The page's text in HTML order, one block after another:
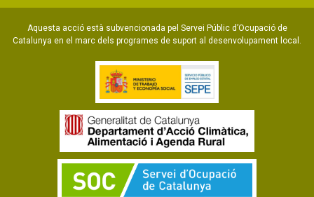
Aquesta acció està subvencionada pel Servei Públic d’Ocupació de
Catalunya en el marc dels programes de suport al desenvolupament local.